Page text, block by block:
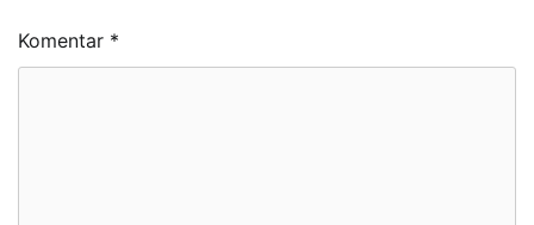
Komentar *